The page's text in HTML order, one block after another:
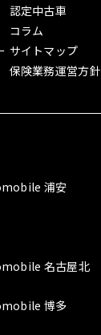
認定中古車
コラム
サイトマップ
保険業務運営方針
浦安
名古屋北
博多